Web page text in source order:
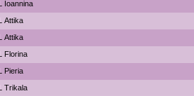
Ioannina
Αttika
Αttika
Florina
Pieria
Τrikala